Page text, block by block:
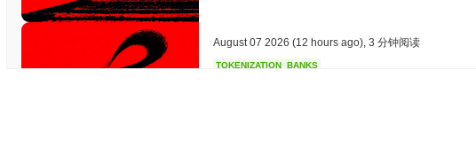
Defi Franc 的价格范围历史是什么?
CN¥46.74
历史最低价(ATL):CN¥0.00
August 07 2026 (12 hours ago) 3 分钟阅读
TOKENIZATION BANKS